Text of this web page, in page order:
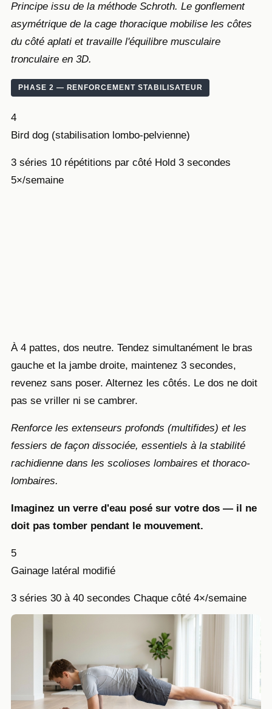
Principe issu de la méthode Schroth. Le gonflement
asymétrique de la cage thoracique mobilise les côtes
du côté aplati et travaille l'équilibre musculaire
tronculaire en 3D.
PHASE 2 — RENFORCEMENT STABILISATEUR
4
Bird dog (stabilisation lombo-pelvienne)
3 séries 10 répétitions par côté Hold 3 secondes
5×/semaine
À 4 pattes, dos neutre. Tendez simultanément le bras
gauche et la jambe droite, maintenez 3 secondes,
revenez sans poser. Alternez les côtés. Le dos ne doit
pas se vriller ni se cambrer.
Renforce les extenseurs profonds (multifides) et les
fessiers de façon dissociée, essentiels à la stabilité
rachidienne dans les scolioses lombaires et thoraco-
lombaires.
Imaginez un verre d'eau posé sur votre dos — il ne
doit pas tomber pendant le mouvement.
5
Gainage latéral modifié
3 séries 30 à 40 secondes Chaque côté 4×/semaine